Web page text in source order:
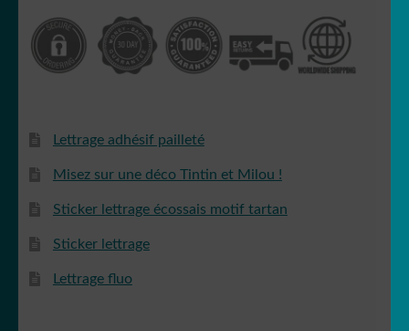
Lettrage adhésif pailleté
Misez sur une déco Tintin et Milou !
Sticker lettrage écossais motif tartan
Sticker lettrage
Lettrage fluo